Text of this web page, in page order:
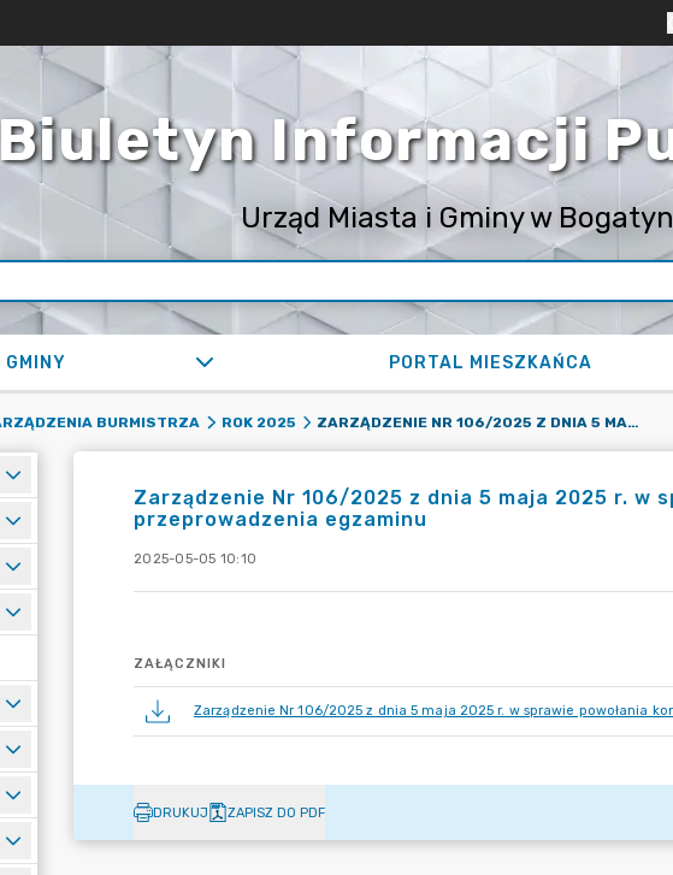
Informacji
Urząd Miasta i Gminy w
PORTAL MIESZKAŃCA
BURMISTRZA ROK 2025 ZARZĄDZENIE NR 106/2025 Z DNIA 5 MAJA 2025 R. W SPRAWIE POWOŁANIA KOMISJI EGZAMINACYJNEJ DO PRZEPROWADZENIA EGZAMINU
Zarządzenie Nr 106/2025 z dnia 5 maja 2025 r. w
przeprowadzenia egzaminu
2025-05-05 10:10
ZAŁĄCZNIKI
Zarządzenie Nr 106/2025 z dnia 5 maja 2025 r. w sprawie powołania
DRUKUJ ZAPISZ DO PDF